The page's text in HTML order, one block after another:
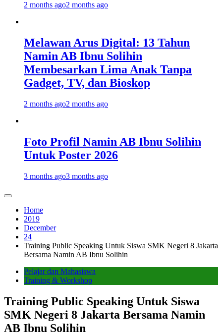
2 months ago2 months ago
Melawan Arus Digital: 13 Tahun
Namin AB Ibnu Solihin
Membesarkan Lima Anak Tanpa
Gadget, TV, dan Bioskop
2 months ago2 months ago
Foto Profil Namin AB Ibnu Solihin
Untuk Poster 2026
3 months ago3 months ago
Home
2019
December
24
Training Public Speaking Untuk Siswa SMK Negeri 8 Jakarta
Bersama Namin AB Ibnu Solihin
Pelajar dan Mahasiswa
Training & Workshop
Training Public Speaking Untuk Siswa
SMK Negeri 8 Jakarta Bersama Namin
AB Ibnu Solihin